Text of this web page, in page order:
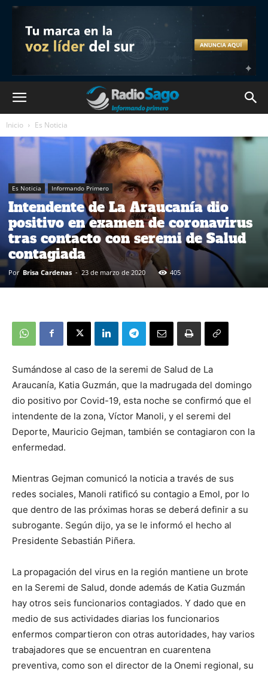
Inicio Es Noticia
Es Noticia Informando Primero
Intendente de La Araucanía dio
positivo en examen de coronavirus
tras contacto con seremi de Salud
contagiada
Por Brisa Cardenas - 23 de marzo de 2020 405
Sumándose al caso de la seremi de Salud de La
Araucanía, Katia Guzmán, que la madrugada del domingo
dio positivo por Covid-19, esta noche se confirmó que el
intendente de la zona, Víctor Manoli, y el seremi del
Deporte, Mauricio Gejman, también se contagiaron con la
enfermedad.
Mientras Gejman comunicó la noticia a través de sus
redes sociales, Manoli ratificó su contagio a Emol, por lo
que dentro de las próximas horas se deberá definir a su
subrogante. Según dijo, ya se le informó el hecho al
Presidente Sebastián Piñera.
La propagación del virus en la región mantiene un brote
en la Seremi de Salud, donde además de Katia Guzmán
hay otros seis funcionarios contagiados. Y dado que en
medio de sus actividades diarias los funcionarios
enfermos compartieron con otras autoridades, hay varios
trabajadores que se encuentran en cuarentena
preventiva, como son el director de la Onemi regional, su